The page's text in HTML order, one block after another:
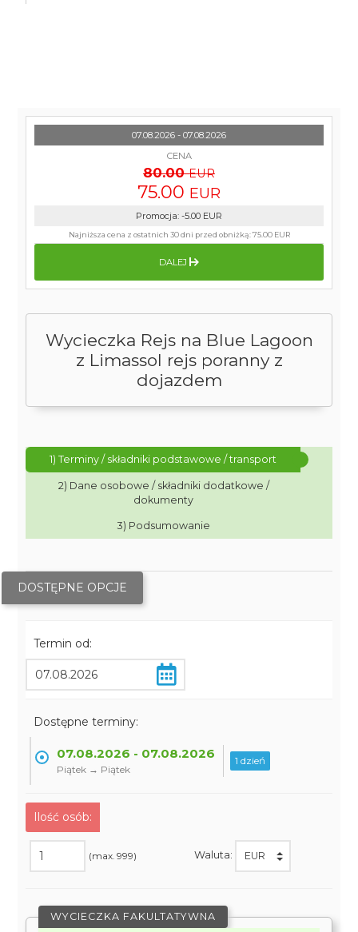
Wycieczka Rejs na Blue Lagoon
z Limassol rejs poranny z
dojazdem
1) Terminy / składniki podstawowe / transport
2) Dane osobowe / składniki dodatkowe /
dokumenty
3) Podsumowanie
DOSTĘPNE OPCJE
Termin od:
Dostępne terminy:
07.08.2026 - 07.08.2026
Piątek → Piątek
1 dzień
Ilość osób:
(max. 999) Waluta:
WYCIECZKA FAKULTATYWNA
07.08.2026 - 07.08.2026
CENA
80.00 EUR
75.00 EUR
Promocja: -5.00 EUR
Najniższa cena z ostatnich 30 dni przed obniżką:75.00 EUR
DALEJ